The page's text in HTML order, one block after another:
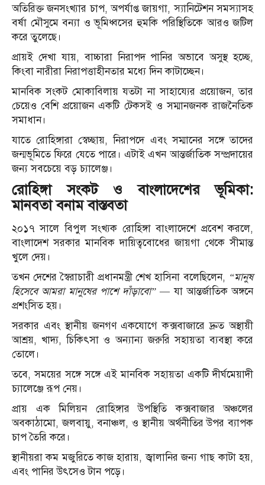
অতিরিক্ত জনসংখ্যার চাপ, অপর্যাপ্ত জায়গা, স্যানিটেশন সমস্যাসহ
বর্ষা মৌসুমে বন্যা ও ভূমিধ্বসের হুমকি পরিস্থিতিকে আরও জটিল
করে তুলেছে।
প্রায়ই দেখা যায়, বাচ্চারা নিরাপদ পানির অভাবে অসুস্থ হচ্ছে,
কিংবা নারীরা নিরাপত্তাহীনতার মধ্যে দিন কাটাচ্ছেন।
মানবিক সংকট মোকাবিলায় যতটা না সাহায্যের প্রয়োজন, তার
চেয়েও বেশি প্রয়োজন একটি টেকসই ও সম্মানজনক রাজনৈতিক
সমাধান।
যাতে রোহিঙ্গারা স্বেচ্ছায়, নিরাপদে এবং সম্মানের সঙ্গে তাদের
জন্মভূমিতে ফিরে যেতে পারে। এটাই এখন আন্তর্জাতিক সম্প্রদায়ের
জন্য সবচেয়ে বড় চ্যালেঞ্জ।
রোহিঙ্গা সংকট ও বাংলাদেশের ভূমিকা:
মানবতা বনাম বাস্তবতা
২০১৭ সালে বিপুল সংখ্যক রোহিঙ্গা বাংলাদেশে প্রবেশ করলে,
বাংলাদেশ সরকার মানবিক দায়িত্ববোধের জায়গা থেকে সীমান্ত
খুলে দেয়।
তখন দেশের স্বৈরাচারী প্রধানমন্ত্রী শেখ হাসিনা বলেছিলেন, “মানুষ
হিসেবে আমরা মানুষের পাশে দাঁড়াবো” — যা আন্তর্জাতিক অঙ্গনে
প্রশংসিত হয়।
সরকার এবং স্থানীয় জনগণ একযোগে কক্সবাজারে দ্রুত অস্থায়ী
আশ্রয়, খাদ্য, চিকিৎসা ও অন্যান্য জরুরি সহায়তা ব্যবস্থা করে
তোলে।
তবে, সময়ের সঙ্গে সঙ্গে এই মানবিক সহায়তা একটি দীর্ঘমেয়াদী
চ্যালেঞ্জে রূপ নেয়।
প্রায় এক মিলিয়ন রোহিঙ্গার উপস্থিতি কক্সবাজার অঞ্চলের
অবকাঠামো, জলবায়ু, বনাঞ্চল, ও স্থানীয় অর্থনীতির উপর ব্যাপক
চাপ তৈরি করে।
স্থানীয়রা কম মজুরিতে কাজ হারায়, জ্বালানির জন্য গাছ কাটা হয়,
এবং পানির উৎসেও টান পড়ে।